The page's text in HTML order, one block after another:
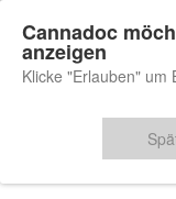
Du bist hier: Startseite
Cannadoc
anzeigen
Klicke "Erlauben" um